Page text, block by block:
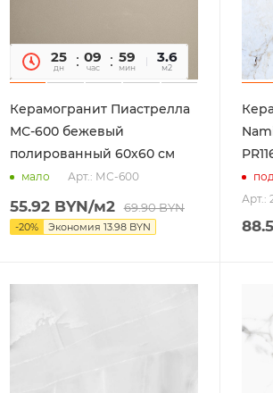
25
дн
09
час
59
мин
14
сек
3.6
м2
Керамогранит Пиастрелла
МС-600 бежевый
полированный 60х60 см
мало Арт.: МС-600
55.92BYN/м2 69.90BYN
-20% Экономия 13.98BYN
Арт.: